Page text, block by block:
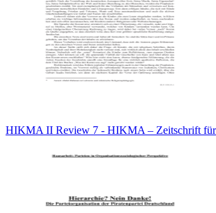
HIKMA II Review 7 - HIKMA – Zeitschrift für